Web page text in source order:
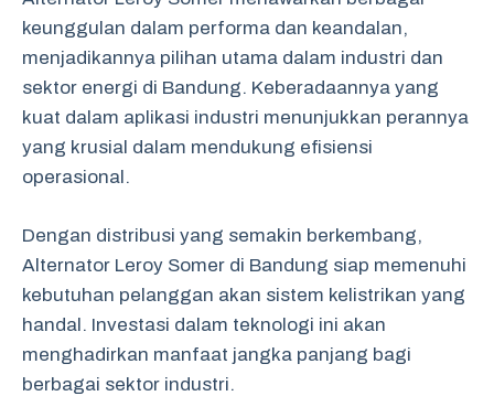
keunggulan dalam performa dan keandalan,
menjadikannya pilihan utama dalam industri dan
sektor energi di Bandung. Keberadaannya yang
kuat dalam aplikasi industri menunjukkan perannya
yang krusial dalam mendukung efisiensi
operasional.
Dengan distribusi yang semakin berkembang,
Alternator Leroy Somer di Bandung siap memenuhi
kebutuhan pelanggan akan sistem kelistrikan yang
handal. Investasi dalam teknologi ini akan
menghadirkan manfaat jangka panjang bagi
berbagai sektor industri.